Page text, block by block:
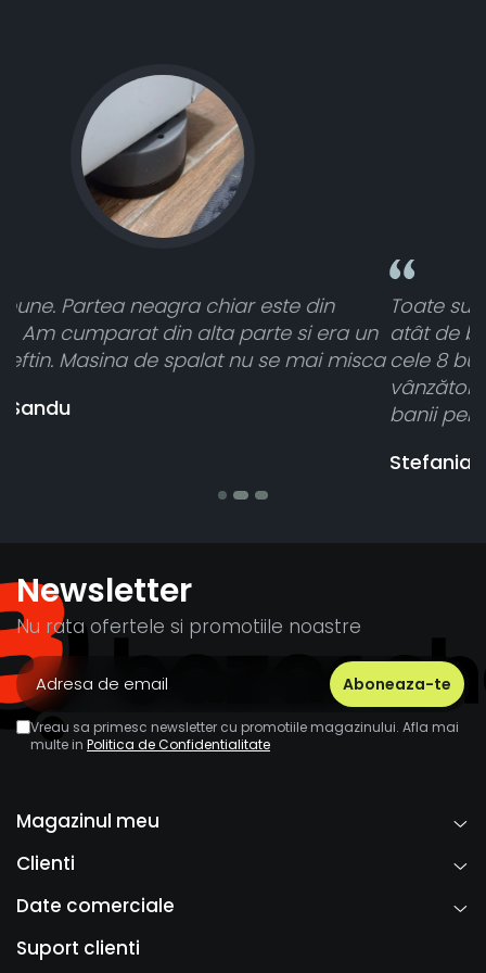
Toate sunt foarte luminoase și funcționează
atât de bine în curtea din spate. A primit toate
cele 8 bucati dar una nu a funcționat,
vânzătorul a răspuns rapid și a rambursat
banii pentru 1 bucata, Multumesc
Newsletter
Nu rata ofertele si promotiile noastre
Vreau sa primesc newsletter cu promotiile magazinului. Afla mai
multe in Politica de Confidentialitate
Magazinul meu
Clienti
Date comerciale
Suport clienti